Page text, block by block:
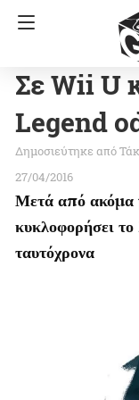
Σε Wii U
Legend
27/04/2016
Μετά από ακόμα
κυκλοφορήσει
ταυτόχρονα